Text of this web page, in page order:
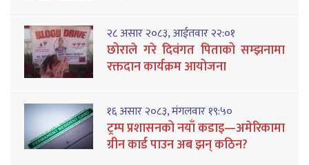
२८ असार २०८३, आईतवार २२:०१
छोराले गरे दिवंगत पिताको सम्झनामा
रक्तदान कार्यक्रम आयोजना
१६ असार २०८३, मंगलवार १९:५०
ट्रम्प प्रशासनको नयाँ कडाइ—अमेरिकामा
ग्रीन कार्ड पाउन अब झन् कठिन?